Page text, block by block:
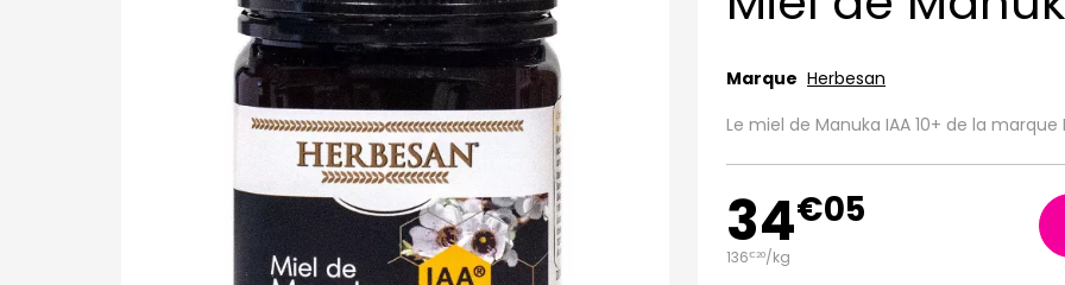
Marque Herbesan
Le miel de Manuka IAA 10+ de la
34€05
136€20/kg